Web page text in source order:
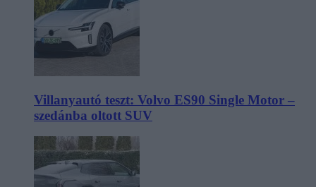
Villanyautó teszt: Volvo ES90 Single Motor –
szedánba oltott SUV